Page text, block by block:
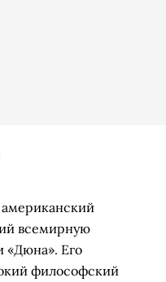
всемирную
«Дюна». Его
философский